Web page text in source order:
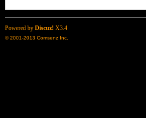
Powered by Discuz! X3.4
© 2001-2013 Comsenz Inc.